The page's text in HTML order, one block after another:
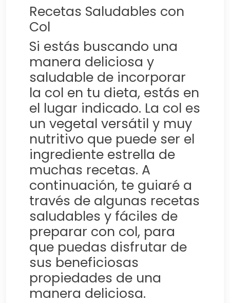
Recetas Saludables con
Col
Si estás buscando una
manera deliciosa y
saludable de incorporar
la col en tu dieta, estás en
el lugar indicado. La col es
un vegetal versátil y muy
nutritivo que puede ser el
ingrediente estrella de
muchas recetas. A
continuación, te guiaré a
través de algunas recetas
saludables y fáciles de
preparar con col, para
que puedas disfrutar de
sus beneficiosas
propiedades de una
manera deliciosa.